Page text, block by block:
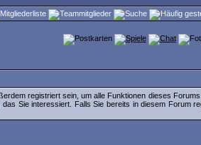
registriert sein, um alle Funktionen dieses
Sie interessiert. Falls Sie bereits in diesem Forum